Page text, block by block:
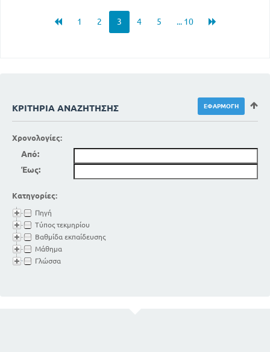
1 2 3 4 5 ... 10
ΚΡΙΤΉΡΙΑ ΑΝΑΖΉΤΗΣΗΣ
Χρονολογίες:
Από:
Έως:
Κατηγορίες:
Πηγή
Τύπος τεκμηρίου
Βαθμίδα εκπαίδευσης
Μάθημα
Γλώσσα